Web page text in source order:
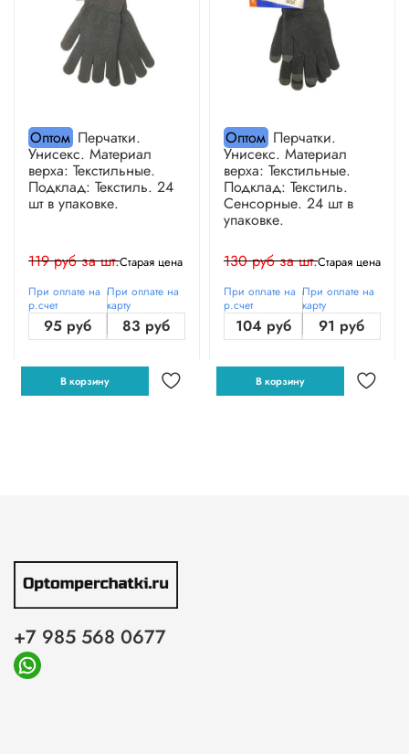
ОптомПерчатки.
Унисекс. Материал
верха: Текстильные.
Подклад: Текстиль. 24
шт в упаковке.
119 руб за шт.Старая цена
При оплате на
р.счет
95 руб
При оплате на
карту
83 руб
В корзину
ОптомПерчатки.
Унисекс. Материал
верха: Текстильные.
Подклад: Текстиль.
Сенсорные. 24 шт в
упаковке.
130 руб за шт.Старая цена
При оплате на
р.счет
104 руб
При оплате на
карту
91 руб
В корзину
+7 985 568 0677